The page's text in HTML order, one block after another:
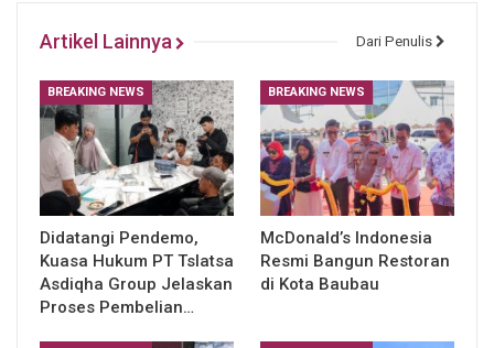
Artikel Lainnya Dari Penulis
BREAKING NEWS
Didatangi Pendemo,
Kuasa Hukum PT Tslatsa
Asdiqha Group Jelaskan
Proses Pembelian…
BREAKING NEWS
McDonald’s Indonesia
Resmi Bangun Restoran
di Kota Baubau